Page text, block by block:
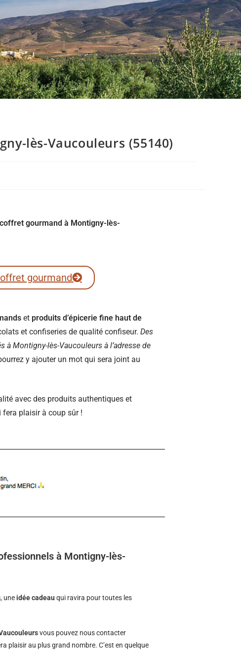
lès-Vaucouleurs (55140)
gourmand à Montigny-lès-
gourmand
et produits d’épicerie fine haut de
et confiseries de qualité confiseur. Des
Montigny-lès-Vaucouleurs à l’adresse de
y ajouter un mot qui sera joint au
avec des produits authentiques et
fera plaisir à coup sûr !
à Montigny-lès-
, une idée cadeau qui ravira pour toutes les
vous pouvez nous contacter
plaisir au plus grand nombre. C’est en quelque